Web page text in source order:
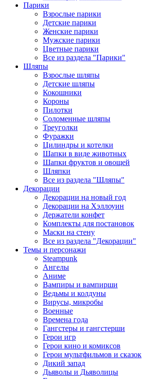
Парики
Взрослые парики
Детские парики
Женские парики
Мужские парики
Цветные парики
Все из раздела "Парики"
Шляпы
Взрослые шляпы
Детские шляпы
Кокошники
Короны
Пилотки
Соломенные шляпы
Треуголки
Фуражки
Цилиндры и котелки
Шапки в виде животных
Шапки фруктов и овощей
Шляпки
Все из раздела "Шляпы"
Декорации
Декорации на новый год
Декорации на Хэллоуин
Держатели конфет
Комплекты для постановок
Маски на стену
Все из раздела "Декорации"
Темы и персонажи
Steampunk
Ангелы
Аниме
Вампиры и вампирши
Ведьмы и колдуны
Вирусы, микробы
Военные
Времена года
Гангстеры и гангстерши
Герои игр
Герои кино и комиксов
Герои мультфильмов и сказок
Дикий запад
Дьяволы и Дьяволицы